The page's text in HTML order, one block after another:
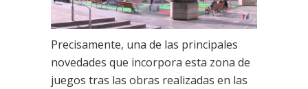
Precisamente, una de las principales
novedades que incorpora esta zona de
juegos tras las obras realizadas en las